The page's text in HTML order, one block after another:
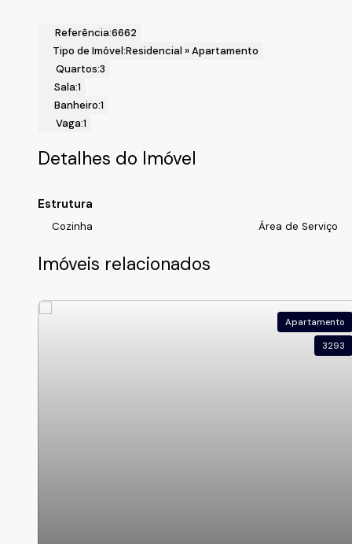
Referência:6662
Tipo de Imóvel:Residencial »Apartamento
Quartos:3
Sala:1
Banheiro:1
Vaga:1
Detalhes do Imóvel
Estrutura
Cozinha Área de Serviço
Imóveis relacionados
Apartamento
3293